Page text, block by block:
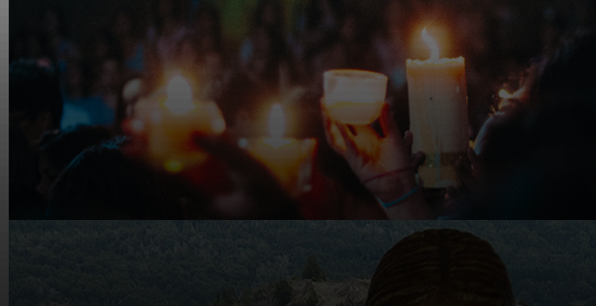
Los abrazos más fuertes